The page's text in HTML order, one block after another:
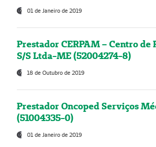
01 de Janeiro de 2019
Prestador CERPAM – Centro de
S/S Ltda-ME (52004274-8)
18 de Outubro de 2019
Prestador Oncoped Serviços
(51004335-0)
01 de Janeiro de 2019